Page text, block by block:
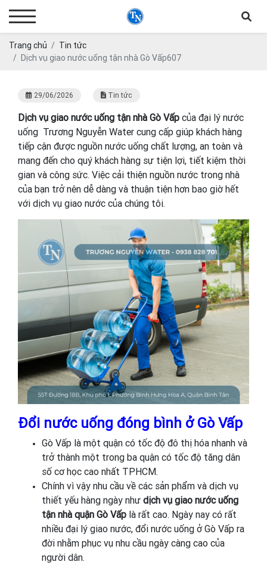
Trang chủ
Tin tức
Dịch vụ giao nước uống tận nhà Gò Vấp607
29/06/2026 Tin tức
Dịch vụ giao nước uống tận nhà Gò Vấp của đại lý nước
uống Trương Nguyễn Water cung cấp giúp khách hàng
tiếp cận được nguồn nước uống chất lượng, an toàn và
mang đến cho quý khách hàng sự tiện lợi, tiết kiệm thời
gian và công sức. Việc cải thiện nguồn nước trong nhà
của bạn trở nên dễ dàng và thuận tiện hơn bao giờ hết
với dịch vụ giao nước của chúng tôi.
Đổi nước uống đóng bình ở Gò Vấp
Gò Vấp là một quận có tốc độ đô thị hóa nhanh và
trở thành một trong ba quận có tốc độ tăng dân
số cơ học cao nhất TPHCM.
Chính vì vậy nhu cầu về các sản phẩm và dịch vụ
thiết yếu hàng ngày như dịch vụ giao nước uống
tận nhà quận Gò Vấp là rất cao. Ngày nay có rất
nhiều đại lý giao nước, đổi nước uống ở Gò Vấp ra
đời nhằm phục vụ nhu cầu ngày càng cao của
người dân.